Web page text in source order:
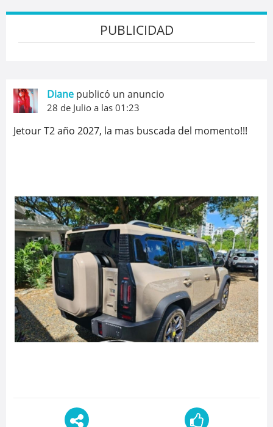
Facebook
https://www.facebook.com/By.LeblancG
Instagram
https://www.instagram.com/caribbean_properties_/
https://www.instagram.com/luxury.rent.and.sales.cars/
Facebook
https://www.facebook.com/PrestamosyFinanciamientos01
Instagram
https://www.instagram.com/prestamosyfinanciamientos01/
1 829 256 7550 Numero Local
PUBLICIDAD
Diane publicó un anuncio
28 de Julio a las 01:23
Jetour T2 año 2027, la mas buscada del momento!!!